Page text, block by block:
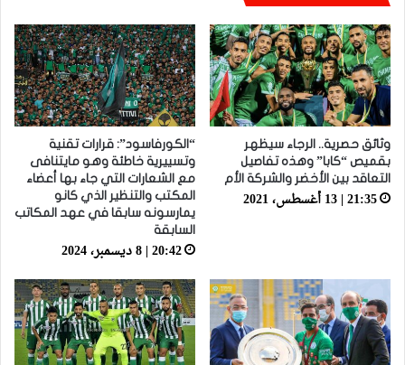
وثائق حصرية.. الرجاء سيظهر
بقميص “كابا” وهذه تفاصيل
التعاقد بين الأخضر والشركة الأم
21:35 | 13 أغسطس، 2021
“الكورفاسود”: قرارات تقنية
وتسييرية خاطئة وهو مايتنافى
مع الشعارات التي جاء بها أعضاء
المكتب والتنظير الذي كانو
يمارسونه سابقا في عهد المكاتب
السابقة
20:42 | 8 ديسمبر، 2024